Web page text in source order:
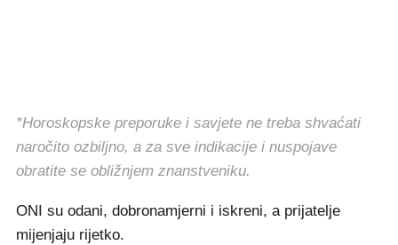
*Horoskopske preporuke i savjete ne treba shvaćati
naročito ozbiljno, a za sve indikacije i nuspojave
obratite se obližnjem znanstveniku.
ONI su odani, dobronamjerni i iskreni, a prijatelje
mijenjaju rijetko.